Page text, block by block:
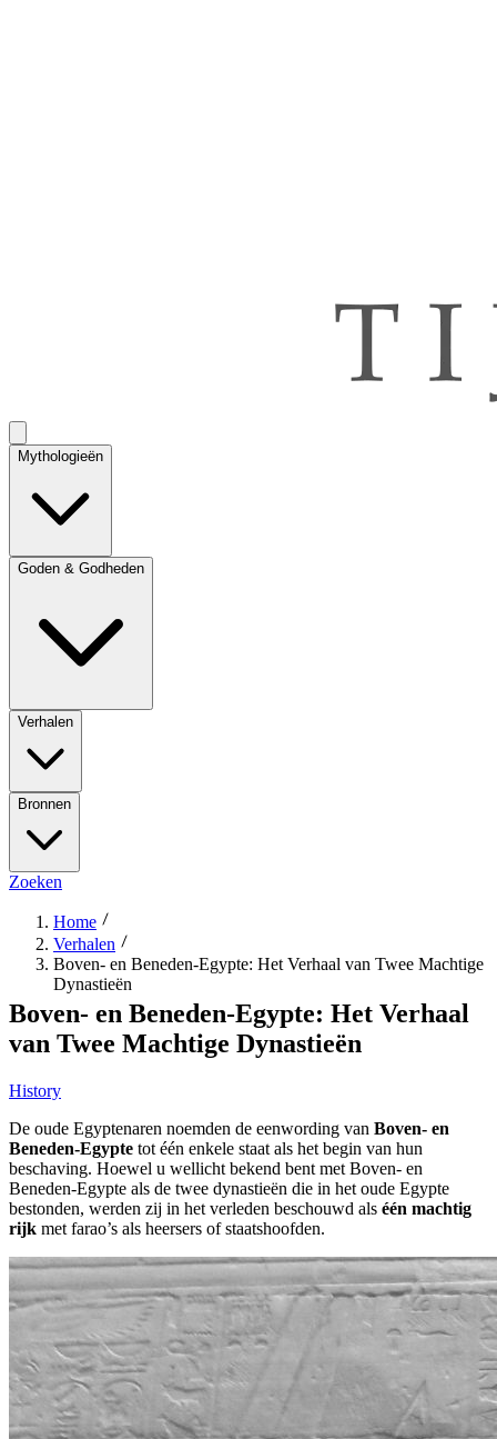
Mythologieën
Goden & Godheden
Verhalen
Bronnen
Zoeken
Home
Verhalen
Boven- en Beneden-Egypte: Het Verhaal van Twee Machtige
Dynastieën
Boven- en Beneden-Egypte: Het Verhaal
van Twee Machtige Dynastieën
History
De oude Egyptenaren noemden de eenwording van Boven- en
Beneden-Egypte tot één enkele staat als het begin van hun
beschaving. Hoewel u wellicht bekend bent met Boven- en
Beneden-Egypte als de twee dynastieën die in het oude Egypte
bestonden, werden zij in het verleden beschouwd als één machtig
rijk met farao’s als heersers of staatshoofden.